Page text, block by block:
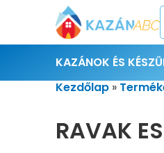
KAZÁNOK ÉS
Kezdőlap »
RAVAK